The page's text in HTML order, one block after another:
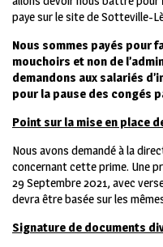
paye sur le site de Sotteville-
Nous sommes payés pour
mouchoirs et non de
demandons aux salariés
pour la pause des congés
Point sur la mise en place
Nous avons demandé à la
concernant cette prime. Une
29 Septembre 2021, avec
devra être basée sur les
Signature de documents